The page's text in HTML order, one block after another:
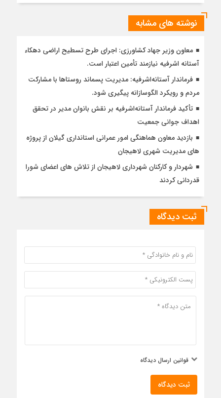
نوشته های مشابه
معاون وزیر جهاد کشاورزی: اجرای طرح تسطیح اراضی دهکاء
آستانه اشرفیه نیازمند تأمین اعتبار است.
فرماندار آستانه‌اشرفیه: مدیریت پسماند روستاها با مشارکت
مردم و رویکرد الگوسازانه پیگیری شود.
تأکید فرماندار آستانه‌اشرفیه بر نقش بانوان مدیر در تحقق
اهداف جوانی جمعیت
بازدید معاون هماهنگی امور عمرانی استانداری گیلان از پروژه
های مدیریت شهری لاهیجان
شهردار و کارکنان شهرداری لاهیجان از تلاش های اعضای شورا
قدردانی کردند
ثبت دیدگاه
قوانین ارسال دیدگاه
ثبت دیدگاه